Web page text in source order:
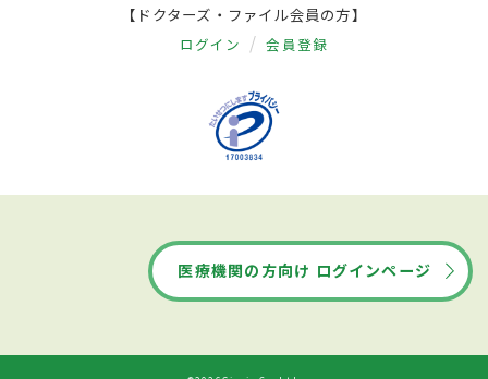
【ドクターズ・ファイル会員の方】
ログイン 会員登録
医療機関の方向け ログインページ